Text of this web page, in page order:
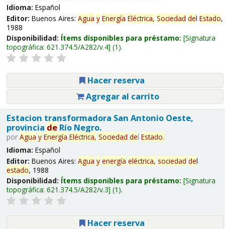
Idioma: Español
Editor: Buenos Aires: Agua y Energía Eléctrica, Sociedad del Estado,
1988
Disponibilidad: Ítems disponibles para préstamo: Signatura
topográfica: 621.374.5/A282/v.4 (1).
Hacer reserva
Agregar al carrito
Estacion transformadora San Antonio Oeste,
provincia deRío Negro.
por Agua y Energía Eléctrica, Sociedad del Estado.
Idioma: Español
Editor: Buenos Aires: Agua y energía eléctrica, sociedad del
estado, 1988
Disponibilidad: Ítems disponibles para préstamo: Signatura
topográfica: 621.374.5/A282/v.3 (1).
Hacer reserva